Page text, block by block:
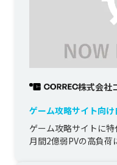
株式会社
ゲーム攻略サイト向
ゲーム攻略サイトに特
月間2億弱PVの高負荷